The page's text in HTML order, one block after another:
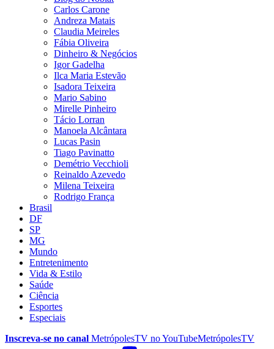
Carlos Carone
Andreza Matais
Claudia Meireles
Fábia Oliveira
Dinheiro & Negócios
Igor Gadelha
Ilca Maria Estevão
Isadora Teixeira
Mario Sabino
Mirelle Pinheiro
Tácio Lorran
Manoela Alcântara
Lucas Pasin
Tiago Pavinatto
Demétrio Vecchioli
Reinaldo Azevedo
Milena Teixeira
Rodrigo França
Brasil
DF
SP
MG
Mundo
Entretenimento
Vida & Estilo
Saúde
Ciência
Esportes
Especiais
Inscreva-se no canal MetrópolesTV noYouTubeMetrópolesTV